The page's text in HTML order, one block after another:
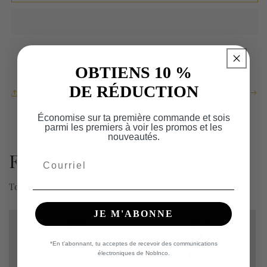
Afficher tous les détails
FIEREMENT QUÉBÉCOIS ⚜️
Ton rituel commence ici.
OBTIENS 10 %
DE RÉDUCTION
Économise sur ta première commande et sois
parmi les premiers à voir les promos et les
nouveautés.
JE M'ABONNE
*En t'abonnant, tu acceptes de recevoir des communications
électroniques de Noblnco.